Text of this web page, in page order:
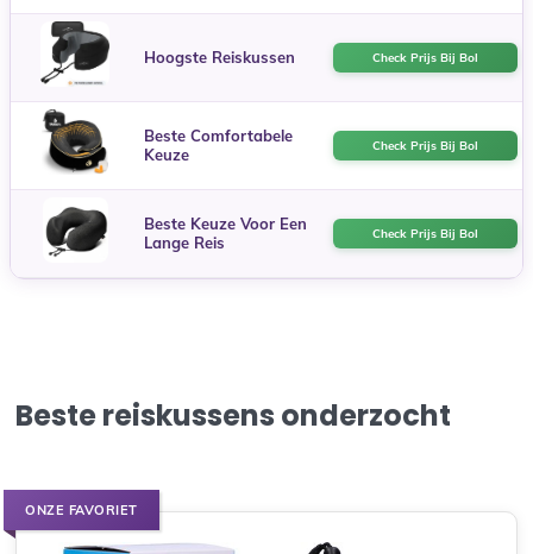
Hoogste Reiskussen Check Prijs Bij Bol
Beste Comfortabele
Keuze
Check Prijs Bij Bol
Beste Keuze Voor Een
Lange Reis
Check Prijs Bij Bol
Beste reiskussens onderzocht
ONZE FAVORIET